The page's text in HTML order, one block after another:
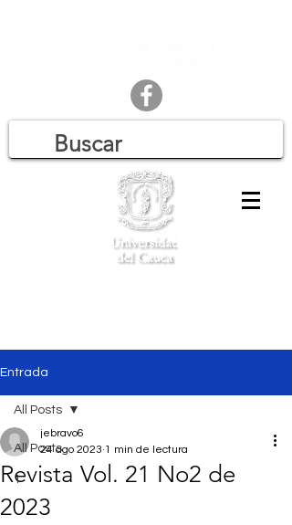
Entrada
All Posts
1
All Posts
Revista Vol. 21 No2 de
2023
jebravo6
24 ago 2023 1 min de lectura